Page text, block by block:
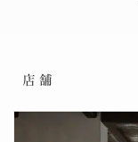
店舗